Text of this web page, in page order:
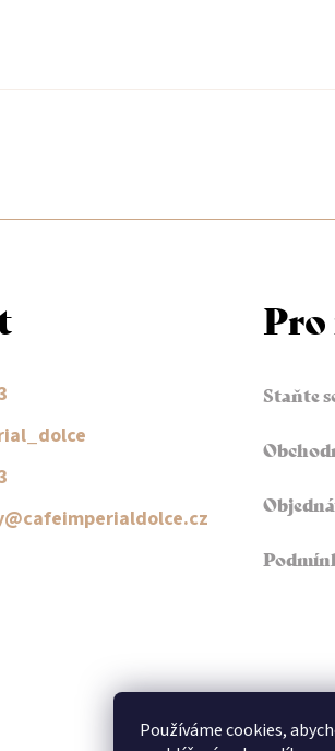
Používáme cookies,
@cafeimperialdolce.cz
Staňte